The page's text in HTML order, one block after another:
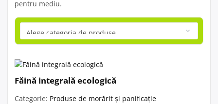
pentru mediu.
Făină integrală ecologică
Categorie: Produse de morărit și panificație